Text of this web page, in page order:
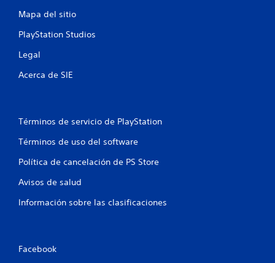
Mapa del sitio
PlayStation Studios
Legal
Acerca de SIE
Términos de servicio de PlayStation
Términos de uso del software
Política de cancelación de PS Store
Avisos de salud
Información sobre las clasificaciones
Facebook